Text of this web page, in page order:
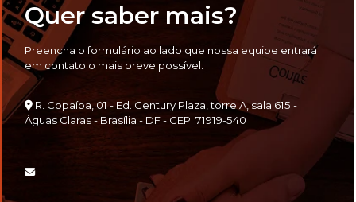
Quer saber mais?
Preencha o formulário ao lado que nossa equipe entrará
em contato o mais breve possível.
R. Copaíba, 01 - Ed. Century Plaza, torre A, sala 615 -
Águas Claras - Brasília - DF - CEP: 71919-540
-